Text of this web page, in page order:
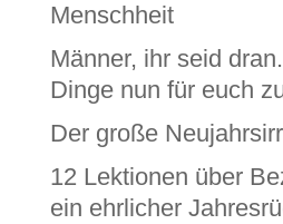
Menschheit
Männer, ihr seid
Dinge nun für euch
Der große
12 Lektionen über
ein ehrlicher